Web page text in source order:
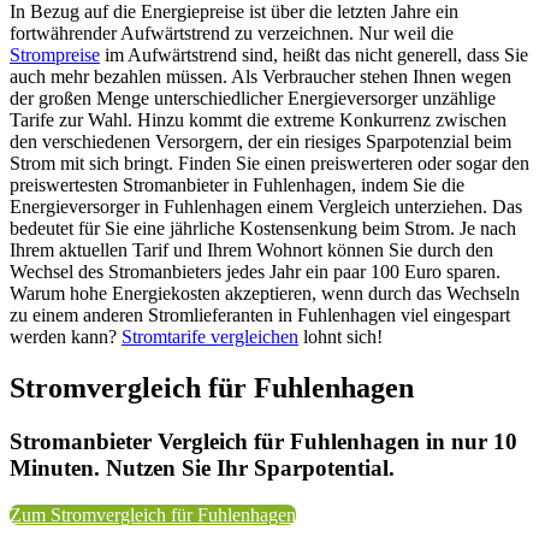
In Bezug auf die Energiepreise ist über die letzten Jahre ein
fortwährender Aufwärtstrend zu verzeichnen. Nur weil die
Strompreise im Aufwärtstrend sind, heißt das nicht generell, dass Sie
auch mehr bezahlen müssen. Als Verbraucher stehen Ihnen wegen
der großen Menge unterschiedlicher Energieversorger unzählige
Tarife zur Wahl. Hinzu kommt die extreme Konkurrenz zwischen
den verschiedenen Versorgern, der ein riesiges Sparpotenzial beim
Strom mit sich bringt. Finden Sie einen preiswerteren oder sogar den
preiswertesten Stromanbieter in Fuhlenhagen, indem Sie die
Energieversorger in Fuhlenhagen einem Vergleich unterziehen. Das
bedeutet für Sie eine jährliche Kostensenkung beim Strom. Je nach
Ihrem aktuellen Tarif und Ihrem Wohnort können Sie durch den
Wechsel des Stromanbieters jedes Jahr ein paar 100 Euro sparen.
Warum hohe Energiekosten akzeptieren, wenn durch das Wechseln
zu einem anderen Stromlieferanten in Fuhlenhagen viel eingespart
werden kann? Stromtarife vergleichen lohnt sich!
Stromvergleich für Fuhlenhagen
Stromanbieter Vergleich für Fuhlenhagen in nur 10
Minuten. Nutzen Sie Ihr Sparpotential.
Zum Stromvergleich für Fuhlenhagen